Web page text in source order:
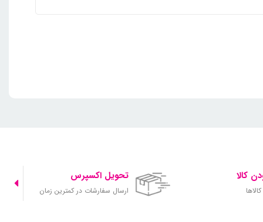
کالا تحویل اکسپرس
ارسال سفارشات در کمترین زمان